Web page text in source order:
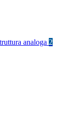
analoga 2